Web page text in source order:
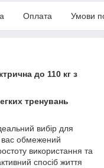
Оплата Умови
до 110 кг з
тренувань
вибір для
обмежений
використання та
спосіб життя